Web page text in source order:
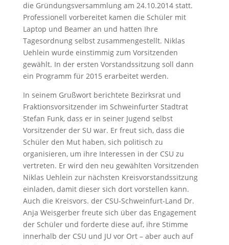
die Gründungsversammlung am 24.10.2014 statt.
Professionell vorbereitet kamen die Schüler mit
Laptop und Beamer an und hatten Ihre
Tagesordnung selbst zusammengestellt. Niklas
Uehlein wurde einstimmig zum Vorsitzenden
gewählt. In der ersten Vorstandssitzung soll dann
ein Programm für 2015 erarbeitet werden.
In seinem Grußwort berichtete Bezirksrat und
Fraktionsvorsitzender im Schweinfurter Stadtrat
Stefan Funk, dass er in seiner Jugend selbst
Vorsitzender der SU war. Er freut sich, dass die
Schüler den Mut haben, sich politisch zu
organisieren, um ihre Interessen in der CSU zu
vertreten. Er wird den neu gewählten Vorsitzenden
Niklas Uehlein zur nächsten Kreisvorstandssitzung
einladen, damit dieser sich dort vorstellen kann.
Auch die Kreisvors. der CSU-Schweinfurt-Land Dr.
Anja Weisgerber freute sich über das Engagement
der Schüler und forderte diese auf, ihre Stimme
innerhalb der CSU und JU vor Ort – aber auch auf